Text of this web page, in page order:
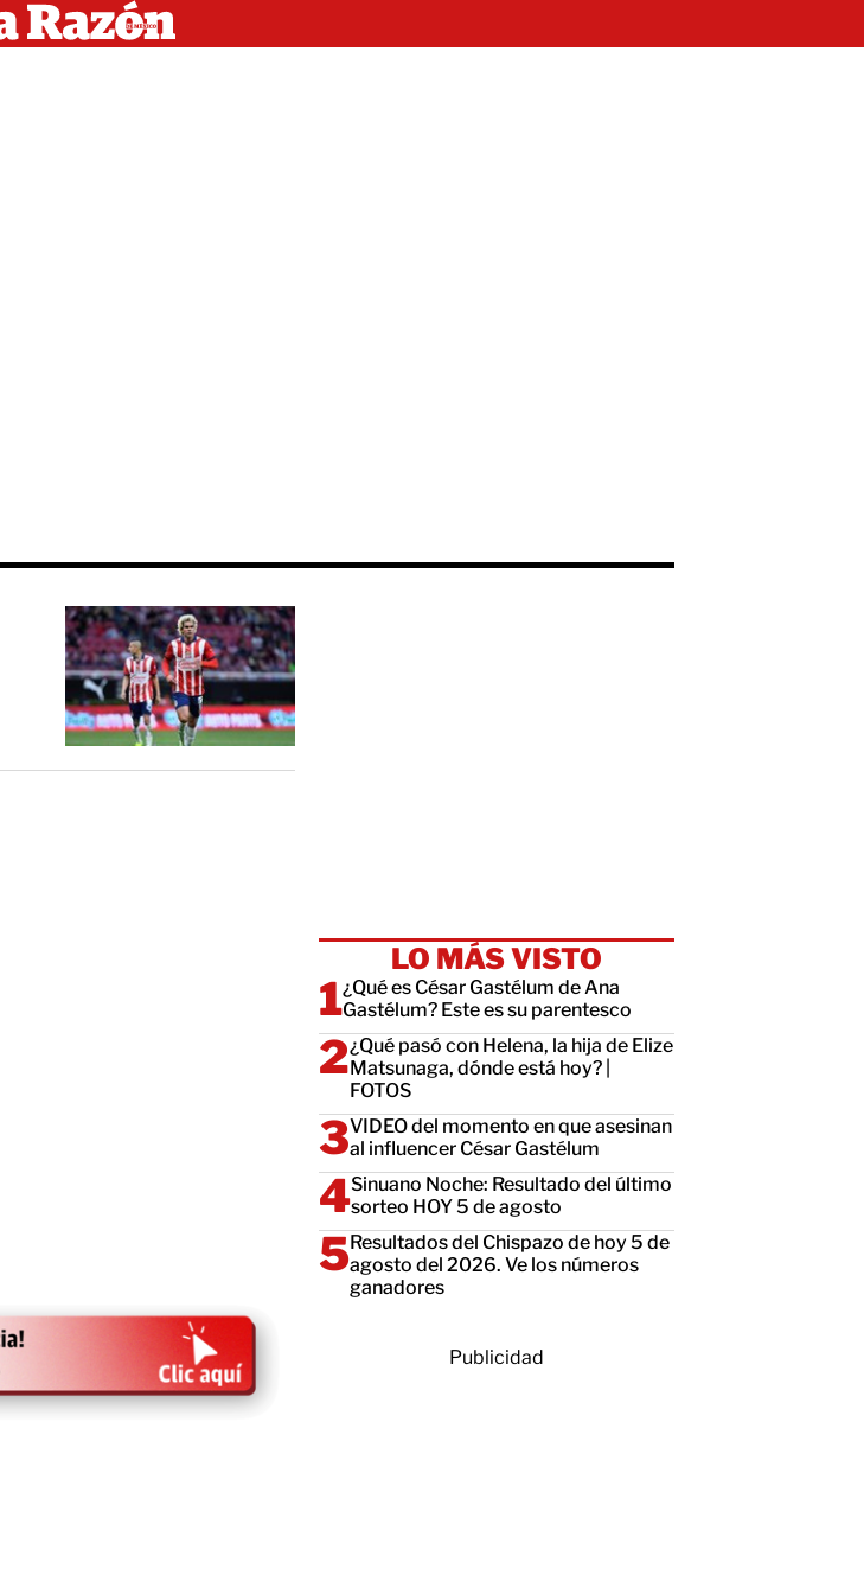
LO MÁS VISTO
¿Qué es César Gastélum de Ana
Gastélum? Este es su parentesco
¿Qué pasó con Helena, la hija de Elize
Matsunaga, dónde está hoy? |
FOTOS
VIDEO del momento en que asesinan
al influencer César Gastélum
Sinuano Noche: Resultado del último
sorteo HOY 5 de agosto
Resultados del Chispazo de hoy 5 de
agosto del 2026. Ve los números
ganadores
Publicidad